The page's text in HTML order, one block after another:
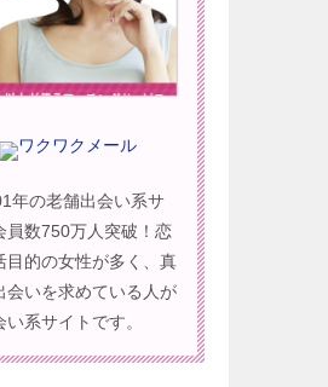
ワクワクメール
年の老舗出会い系サ
員数750万人突破！恋
目的の女性が多く、真
会いを求めている人が
い系サイトです。